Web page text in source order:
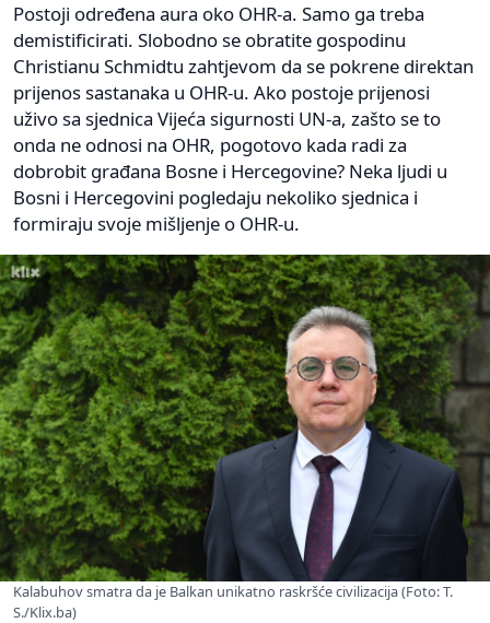
Postoji određena aura oko OHR-a. Samo ga treba
demistificirati. Slobodno se obratite gospodinu
Christianu Schmidtu zahtjevom da se pokrene direktan
prijenos sastanaka u OHR-u. Ako postoje prijenosi
uživo sa sjednica Vijeća sigurnosti UN-a, zašto se to
onda ne odnosi na OHR, pogotovo kada radi za
dobrobit građana Bosne i Hercegovine? Neka ljudi u
Bosni i Hercegovini pogledaju nekoliko sjednica i
formiraju svoje mišljenje o OHR-u.
Kalabuhov smatra da je Balkan unikatno raskršće civilizacija (Foto: T.
S./Klix.ba)